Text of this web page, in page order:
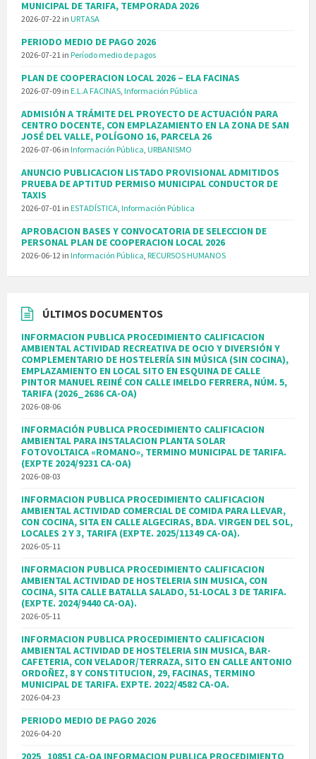
MUNICIPAL DE TARIFA, TEMPORADA 2026
2026-07-22 in URTASA
PERIODO MEDIO DE PAGO 2026
2026-07-21 in Período medio de pagos
PLAN DE COOPERACION LOCAL 2026 – ELA FACINAS
2026-07-09 in E.L.A FACINAS, Información Pública
ADMISIÓN A TRÁMITE DEL PROYECTO DE ACTUACIÓN PARA
CENTRO DOCENTE, CON EMPLAZAMIENTO EN LA ZONA DE SAN
JOSÉ DEL VALLE, POLÍGONO 16, PARCELA 26
2026-07-06 in Información Pública, URBANISMO
ANUNCIO PUBLICACION LISTADO PROVISIONAL ADMITIDOS
PRUEBA DE APTITUD PERMISO MUNICIPAL CONDUCTOR DE
TAXIS
2026-07-01 in ESTADÍSTICA, Información Pública
APROBACION BASES Y CONVOCATORIA DE SELECCION DE
PERSONAL PLAN DE COOPERACION LOCAL 2026
2026-06-12 in Información Pública, RECURSOS HUMANOS
ÚLTIMOS DOCUMENTOS
INFORMACION PUBLICA PROCEDIMIENTO CALIFICACION
AMBIENTAL ACTIVIDAD RECREATIVA DE OCIO Y DIVERSIÓN Y
COMPLEMENTARIO DE HOSTELERÍA SIN MÚSICA (SIN COCINA),
EMPLAZAMIENTO EN LOCAL SITO EN ESQUINA DE CALLE
PINTOR MANUEL REINÉ CON CALLE IMELDO FERRERA, NÚM. 5,
TARIFA (2026_2686 CA-OA)
2026-08-06
INFORMACIÓN PUBLICA PROCEDIMIENTO CALIFICACION
AMBIENTAL PARA INSTALACION PLANTA SOLAR
FOTOVOLTAICA «ROMANO», TERMINO MUNICIPAL DE TARIFA.
(EXPTE 2024/9231 CA-OA)
2026-08-03
INFORMACION PUBLICA PROCEDIMIENTO CALIFICACION
AMBIENTAL ACTIVIDAD COMERCIAL DE COMIDA PARA LLEVAR,
CON COCINA, SITA EN CALLE ALGECIRAS, BDA. VIRGEN DEL SOL,
LOCALES 2 Y 3, TARIFA (EXPTE. 2025/11349 CA-OA).
2026-05-11
INFORMACION PUBLICA PROCEDIMIENTO CALIFICACION
AMBIENTAL ACTIVIDAD DE HOSTELERIA SIN MUSICA, CON
COCINA, SITA CALLE BATALLA SALADO, 51-LOCAL 3 DE TARIFA.
(EXPTE. 2024/9440 CA-OA).
2026-05-11
INFORMACION PUBLICA PROCEDIMIENTO CALIFICACION
AMBIENTAL ACTIVIDAD DE HOSTELERIA SIN MUSICA, BAR-
CAFETERIA, CON VELADOR/TERRAZA, SITO EN CALLE ANTONIO
ORDOÑEZ, 8 Y CONSTITUCION, 29, FACINAS, TERMINO
MUNICIPAL DE TARIFA. EXPTE. 2022/4582 CA-OA.
2026-04-23
PERIODO MEDIO DE PAGO 2026
2026-04-20